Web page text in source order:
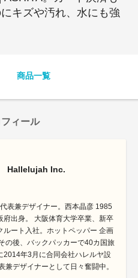
キズや汚れ、水にも強
商品一覧
ィール
Hallelujah Inc.
表兼デザイナー。西本晶彦 1985
府出身。 大阪体育大学卒業、新卒
ルート入社。ホットペッパー 企画
の後、バックパッカーで40カ国旅
2014年3月に合同会社ハレルヤ設
兼デザイナーとして日々奮闘中。